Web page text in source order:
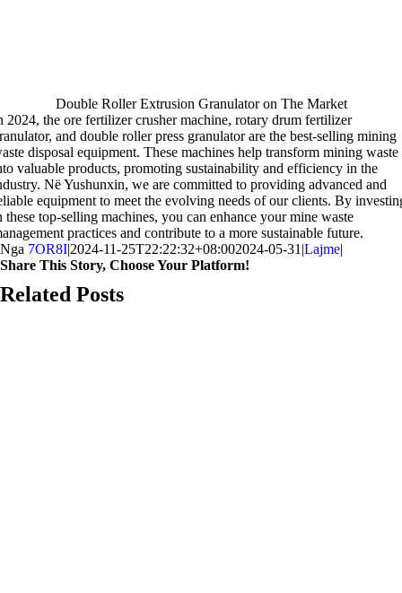
Double Roller Extrusion Granulator on The Market
2024,the ore fertilizer crusher machine,rotary drum fertilizer
,and double roller press granulator are the best-selling mining
disposal equipment.These machines help transform mining waste
valuable products,promoting sustainability and efficiency in the
. Në Yushunxin,we are committed to providing advanced and
equipment to meet the evolving needs of our clients.By
these top-selling machines,you can enhance your mine waste
practices and contribute to a more sustainable future.
Nga 7OR8I|2024-11-25T22:22:32+08:002024-05-31 |Lajme|
Share This Story, Choose Your Platform!
elektronike
Related Posts